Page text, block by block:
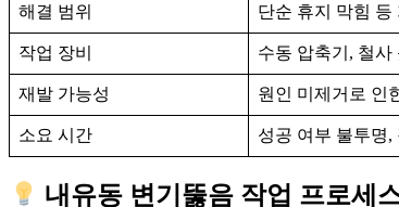
해결 범위 단순 휴지 막힘 등
작업 장비 수동 압축기, 철사
재발 가능성 원인 미제거로 인
소요 시간 성공 여부 불투명,
내유동 변기뚫음 작업 프로세